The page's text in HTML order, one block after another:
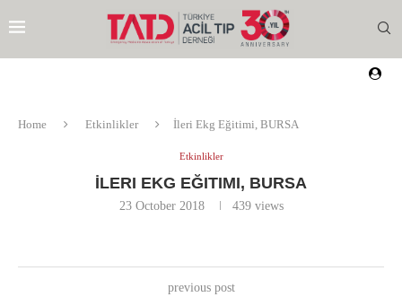
Home Etkinlikler İleri Ekg Eğitimi, BURSA
Etkinlikler
İLERI EKG EĞITIMI, BURSA
23 October 2018 439views
previous post